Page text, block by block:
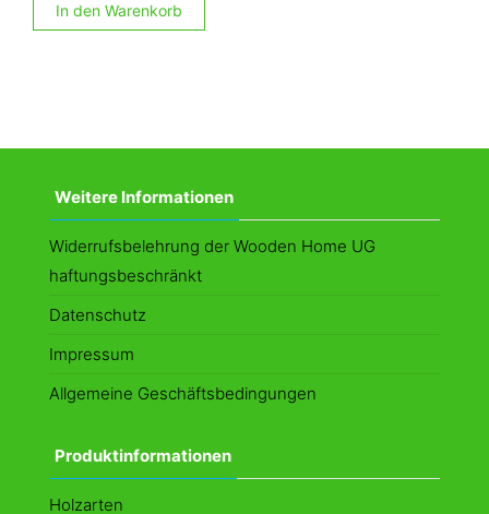
In den Warenkorb
Weitere Informationen
Widerrufsbelehrung der Wooden Home UG
haftungsbeschränkt
Datenschutz
Impressum
Allgemeine Geschäftsbedingungen
Produktinformationen
Holzarten